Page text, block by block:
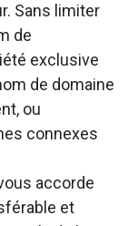
Sans limiter
de
exclusive
de domaine
ou
connexes
accorde
et